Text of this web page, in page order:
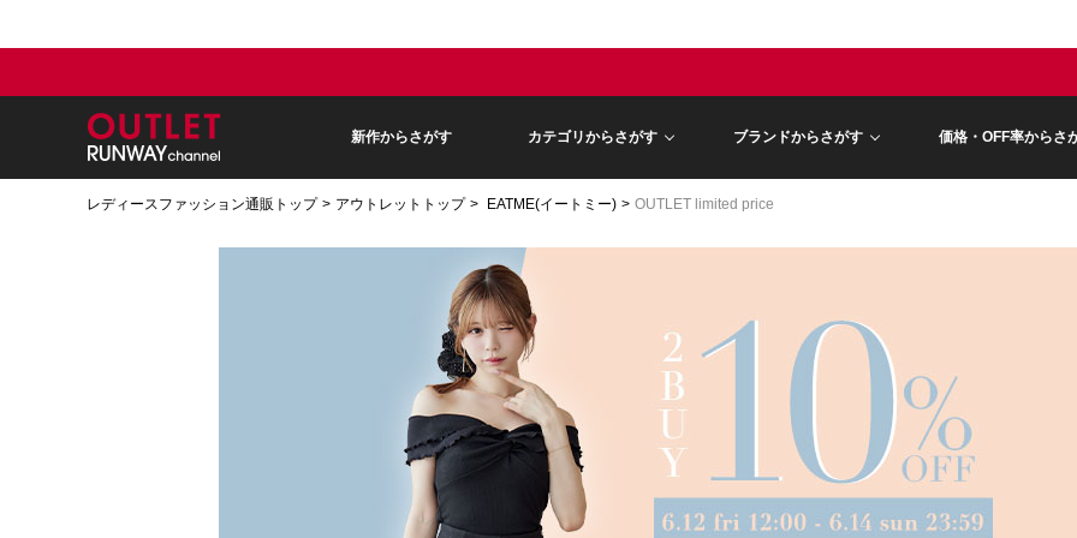
新作からさがす カテゴリからさがす ブランドからさがす 価格・OFF率からさ
レディースファッション通販トップ アウトレットトップ EATME(イートミー) OUTLET limited price